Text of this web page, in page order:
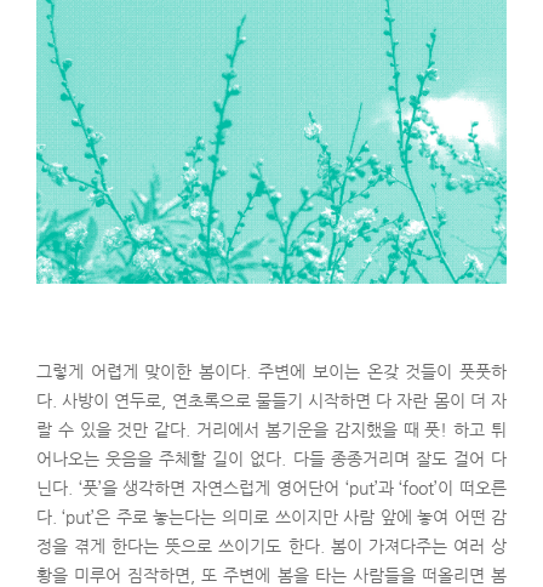
그렇게 어렵게 맞이한 봄이다. 주변에 보이는 온갖 것들이 풋풋하
다. 사방이 연두로, 연초록으로 물들기 시작하면 다 자란 몸이 더 자
랄 수 있을 것만 같다. 거리에서 봄기운을 감지했을 때 풋! 하고 튀
어나오는 웃음을 주체할 길이 없다. 다들 종종거리며 잘도 걸어 다
닌다. ‘풋’을 생각하면 자연스럽게 영어단어 ‘put’과 ‘foot’이 떠오른
다. ‘put’은 주로 놓는다는 의미로 쓰이지만 사람 앞에 놓여 어떤 감
정을 겪게 한다는 뜻으로 쓰이기도 한다. 봄이 가져다주는 여러 상
황을 미루어 짐작하면, 또 주변에 봄을 타는 사람들을 떠올리면 봄